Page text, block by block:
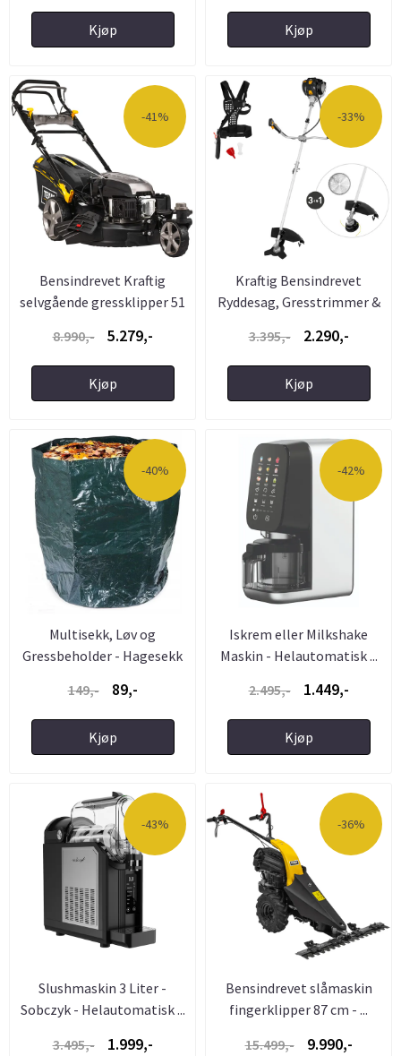
Kjøp Kjøp
-41%
Bensindrevet Kraftig
selvgående gressklipper 51
8.990,- 5.279,-
Kjøp
-33%
Kraftig Bensindrevet
Ryddesag, Gresstrimmer &
3.395,- 2.290,-
Kjøp
-40%
Multisekk, Løv og
Gressbeholder - Hagesekk
149,- 89,-
Kjøp
-42%
Iskrem eller Milkshake
Maskin - Helautomatisk ...
2.495,-
1.449,-
Kjøp
-43%
Slushmaskin 3 Liter -
Sobczyk - Helautomatisk ...
3.495,-
1.999,-
-36%
Bensindrevet slåmaskin
fingerklipper 87 cm - ...
15.499,-
9.990,-